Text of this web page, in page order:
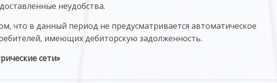
неудобства.
что в данный период не предусматривается автоматическое
имеющих дебиторскую задолженность.
сети»